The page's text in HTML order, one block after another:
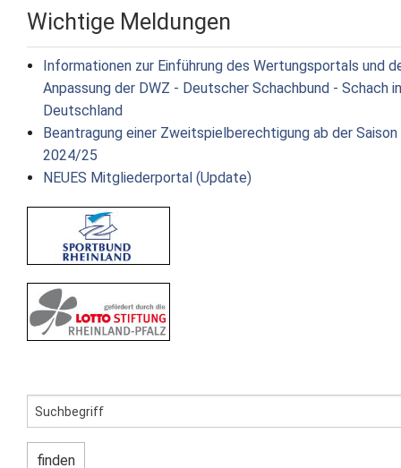
Wichtige Meldungen
Informationen zur Einführung des Wertungsportals und
Anpassung der DWZ - Deutscher Schachbund - Schach in
Deutschland
Beantragung einer Zweitspielberechtigung ab der Saison
2024/25
NEUES Mitgliederportal (Update)